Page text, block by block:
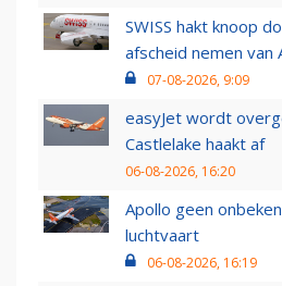
SWISS hakt knoop
afscheid nemen
07-08-2026, 9:09
easyJet wordt
Castlelake haakt af
06-08-2026, 16:20
Apollo geen
luchtvaart
06-08-2026, 16:19